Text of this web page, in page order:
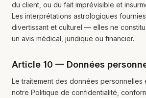
du client, ou du fait imprévisible et
Les interprétations astrologiques
divertissant et culturel — elles ne
un avis médical, juridique ou financier.
Article 10 — Données
Le traitement des données personnelles
notre Politique de confidentialité,